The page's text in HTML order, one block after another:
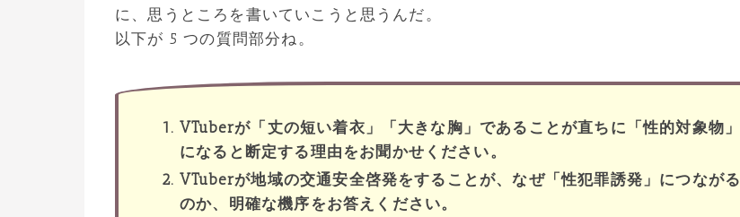
に、思うところを書いていこうと思うんだ。
以下が 5 つの質問部分ね。
VTuberが「丈の短い着衣」「大きな胸」であることが直ちに「性的対象物」
になると断定する理由をお聞かせください。
VTuberが地域の交通安全啓発をすることが、なぜ「性犯罪誘発」につながる
のか、明確な機序をお答えください。